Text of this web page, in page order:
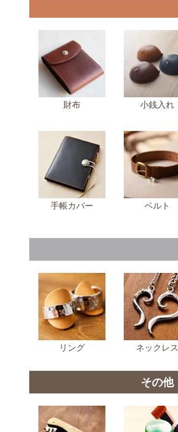
財布 小銭入れ
手帳カバー ベルト
リング ネックレス
その他